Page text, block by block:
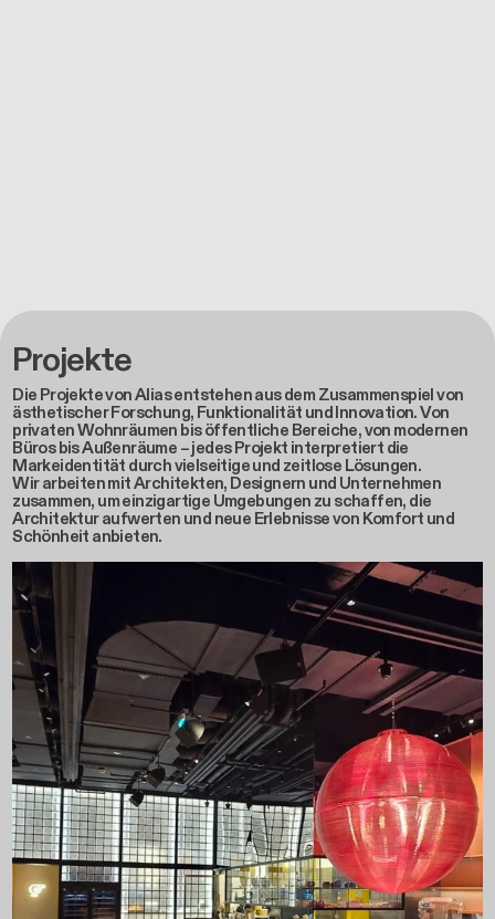
Projekte
Die Projekte von Alias entstehen aus dem Zusammenspiel von
ästhetischer Forschung, Funktionalität und Innovation. Von
privaten Wohnräumen bis öffentliche Bereiche, von modernen
Büros bis Außenräume – jedes Projekt interpretiert die
Markeidentität durch vielseitige und zeitlose Lösungen.
Wir arbeiten mit Architekten, Designern und Unternehmen
zusammen, um einzigartige Umgebungen zu schaffen, die
Architektur aufwerten und neue Erlebnisse von Komfort und
Schönheit anbieten.